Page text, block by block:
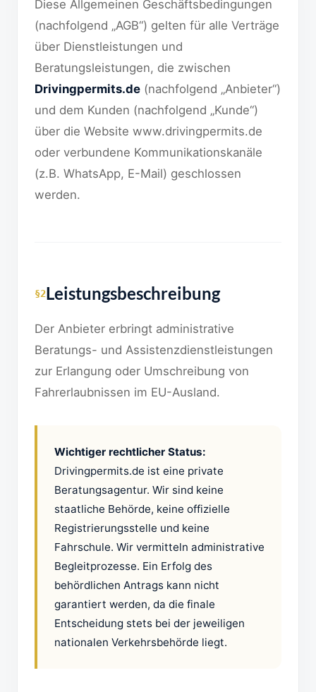
Diese Allgemeinen Geschäftsbedingungen
(nachfolgend „AGB“) gelten für alle Verträge
über Dienstleistungen und
Beratungsleistungen, die zwischen
Drivingpermits.de (nachfolgend „Anbieter“)
und dem Kunden (nachfolgend „Kunde“)
über die Website www.drivingpermits.de
oder verbundene Kommunikationskanäle
(z.B. WhatsApp, E-Mail) geschlossen
werden.
§2Leistungsbeschreibung
Der Anbieter erbringt administrative
Beratungs- und Assistenzdienstleistungen
zur Erlangung oder Umschreibung von
Fahrerlaubnissen im EU-Ausland.
Wichtiger rechtlicher Status:
Drivingpermits.de ist eine private
Beratungsagentur. Wir sind keine
staatliche Behörde, keine offizielle
Registrierungsstelle und keine
Fahrschule. Wir vermitteln administrative
Begleitprozesse. Ein Erfolg des
behördlichen Antrags kann nicht
garantiert werden, da die finale
Entscheidung stets bei der jeweiligen
nationalen Verkehrsbehörde liegt.